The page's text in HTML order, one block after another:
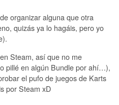
organizar alguna que otra
quizás ya lo hagáis, pero yo
Steam, así que no me
pillé en algún Bundle por ahí…),
el pufo de juegos de Karts
por Steam xD